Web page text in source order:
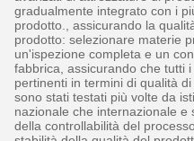
gradualmente integrato con i
prodotto., assicurando la
prodotto: selezionare materie
un'ispezione completa e un
fabbrica, assicurando che tutti
pertinenti in termini di qualità
sono stati testati più volte da
nazionale che internazionale
della controllabilità del